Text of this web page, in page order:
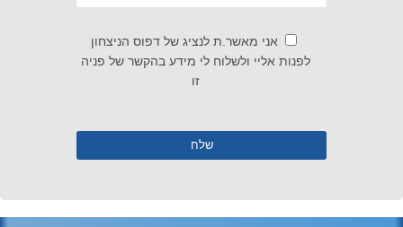
אני מאשר.ת לנציג של דפוס הניצחון
לפנות אליי ולשלוח לי מידע בהקשר של פניה
זו